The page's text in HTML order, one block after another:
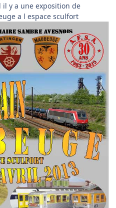
y a une exposition de
a l espace sculfort